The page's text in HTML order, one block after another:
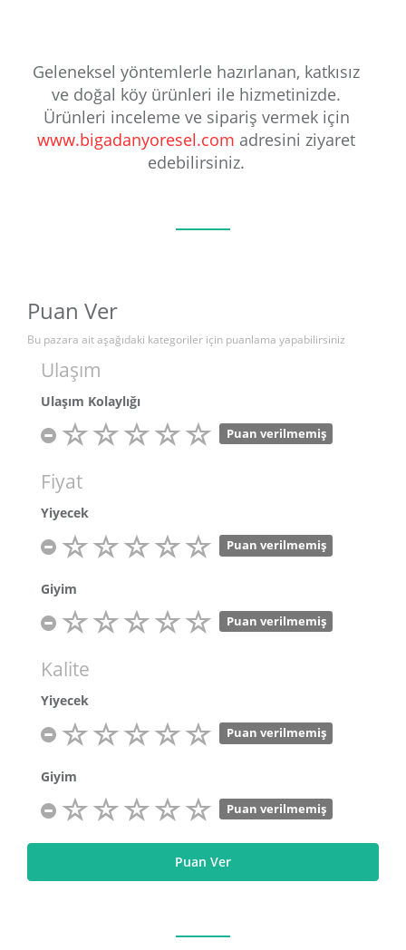
Geleneksel yöntemlerle hazırlanan, katkısız
ve doğal köy ürünleri ile hizmetinizde.
Ürünleri inceleme ve sipariş vermek için
www.bigadanyoresel.com adresini ziyaret
edebilirsiniz.
Puan Ver
Bu pazara ait aşağıdaki kategoriler için puanlama yapabilirsiniz
Ulaşım
Ulaşım Kolaylığı
Puan verilmemiş
Fiyat
Yiyecek
Puan verilmemiş
Giyim
Puan verilmemiş
Kalite
Yiyecek
Puan verilmemiş
Giyim
Puan verilmemiş
Puan Ver